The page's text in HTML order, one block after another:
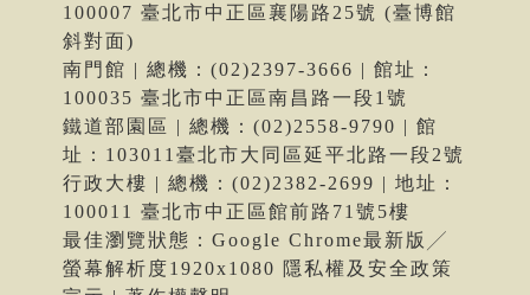
100007 臺北市中正區襄陽路25號 (臺博館
斜對面)
南門館 | 總機：(02)2397-3666 | 館址：
100035 臺北市中正區南昌路一段1號
鐵道部園區 | 總機：(02)2558-9790 | 館
址：103011臺北市大同區延平北路一段2號
行政大樓 | 總機：(02)2382-2699 | 地址：
100011 臺北市中正區館前路71號5樓
最佳瀏覽狀態：Google Chrome最新版╱
螢幕解析度1920x1080 隱私權及安全政策